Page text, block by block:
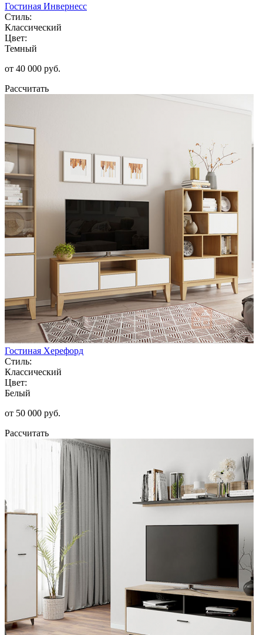
Гостиная Инвернесс
Стиль:
Классический
Цвет:
Темный
от 40 000 руб.
Рассчитать
Гостиная Херефорд
Стиль:
Классический
Цвет:
Белый
от 50 000 руб.
Рассчитать